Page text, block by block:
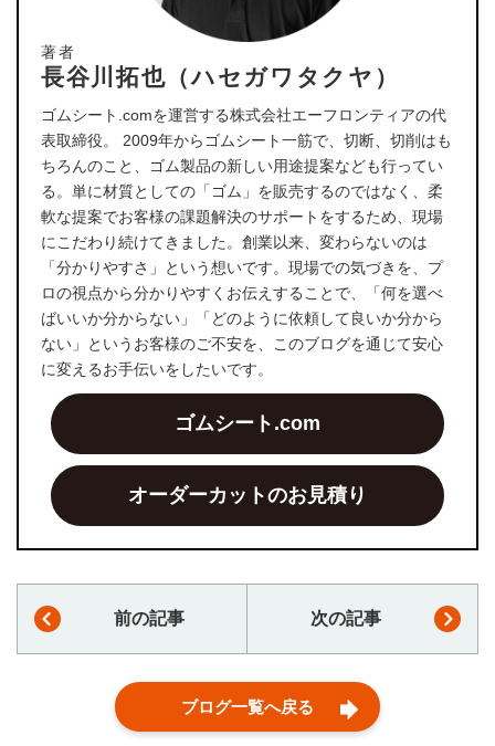
著者
長谷川拓也（ハセガワタクヤ）
ゴムシート.comを運営する株式会社エーフロンティアの代
表取締役。 2009年からゴムシート一筋で、切断、切削はも
ちろんのこと、ゴム製品の新しい用途提案なども行ってい
る。単に材質としての「ゴム」を販売するのではなく、柔
軟な提案でお客様の課題解決のサポートをするため、現場
にこだわり続けてきました。創業以来、変わらないのは
「分かりやすさ」という想いです。現場での気づきを、プ
ロの視点から分かりやすくお伝えすることで、「何を選べ
ばいいか分からない」「どのように依頼して良いか分から
ない」というお客様のご不安を、このブログを通じて安心
に変えるお手伝いをしたいです。
ゴムシート.com
オーダーカットのお見積り
前の記事 次の記事
ブログ一覧へ戻る